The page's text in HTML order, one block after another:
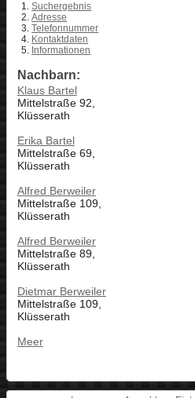
Suchergebnis
Adresse
Telefonnummer
Kontaktdaten
Informationen
Nachbarn:
Klaus Bartel
Mittelstraße 92,
Klüsserath
Erika Bartel
Mittelstraße 69,
Klüsserath
Alfred Berweiler
Mittelstraße 109,
Klüsserath
Alfred Berweiler
Mittelstraße 89,
Klüsserath
Dietmar Berweiler
Mittelstraße 109,
Klüsserath
Meer